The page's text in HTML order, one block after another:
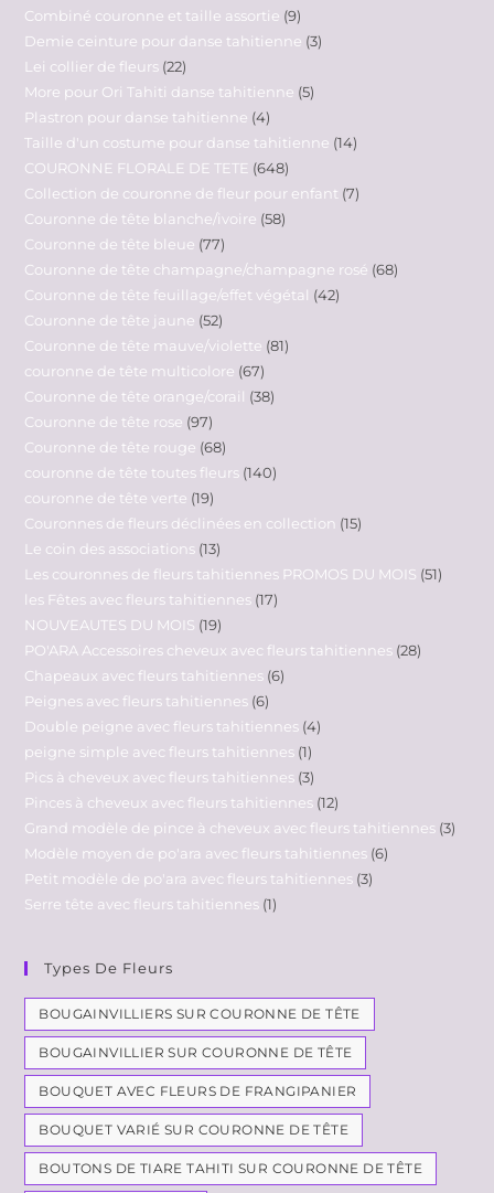
Combiné couronne et taille assortie 9
Demie ceinture pour danse tahitienne 3
Lei collier de fleurs 22
More pour Ori Tahiti danse tahitienne 5
Plastron pour danse tahitienne 4
Taille d'un costume pour danse tahitienne 14
COURONNE FLORALE DE TETE 648
Collection de couronne de fleur pour enfant 7
Couronne de tête blanche/ivoire 58
Couronne de tête bleue 77
Couronne de tête champagne/champagne rosé 68
Couronne de tête feuillage/effet végétal 42
Couronne de tête jaune 52
Couronne de tête mauve/violette 81
couronne de tête multicolore 67
Couronne de tête orange/corail 38
Couronne de tête rose 97
Couronne de tête rouge 68
couronne de tête toutes fleurs 140
couronne de tête verte 19
Couronnes de fleurs déclinées en collection 15
Le coin des associations 13
Les couronnes de fleurs tahitiennes PROMOS DU MOIS 51
les Fêtes avec fleurs tahitiennes 17
NOUVEAUTES DU MOIS 19
PO'ARA Accessoires cheveux avec fleurs tahitiennes 28
Chapeaux avec fleurs tahitiennes 6
Peignes avec fleurs tahitiennes 6
Double peigne avec fleurs tahitiennes 4
peigne simple avec fleurs tahitiennes 1
Pics à cheveux avec fleurs tahitiennes 3
Pinces à cheveux avec fleurs tahitiennes 12
Grand modèle de pince à cheveux avec fleurs tahitiennes 3
Modèle moyen de po'ara avec fleurs tahitiennes 6
Petit modèle de po'ara avec fleurs tahitiennes 3
Serre tête avec fleurs tahitiennes 1
Types De Fleurs
BOUGAINVILLIERS SUR COURONNE DE TÊTE
BOUGAINVILLIER SUR COURONNE DE TÊTE
BOUQUET AVEC FLEURS DE FRANGIPANIER
BOUQUET VARIÉ SUR COURONNE DE TÊTE
BOUTONS DE TIARE TAHITI SUR COURONNE DE TÊTE